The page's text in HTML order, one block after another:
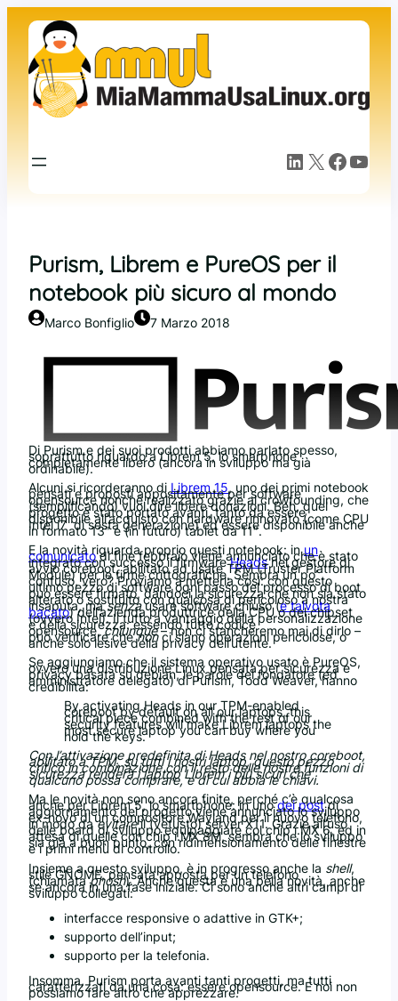
contenuto
LinkedIn X Facebook YouTube
Purism, Librem e PureOS per il
notebook più sicuro al mondo
Marco Bonfiglio 7 Marzo 2018
Di Purism e dei suoi prodotti abbiamo parlato spesso,
soprattutto riguardo a Librem 5, lo smarphone
completamente libero (ancora in sviluppo ma già
ordinabile).
Alcuni si ricorderanno di Librem 15, uno dei primi notebook
pensati e proposti appositamente per software
opensource nonché realizzato grazie al crowfounding, che
(semplificando) vuol dire libere donazioni. Beh, quel
progetto è stato portato avanti, tanto da essere
disponibile all’acquisto con hardware rinnovato (come CPU
Intel i7 di sesta generazione) ed essere disponibile anche
in formato 13″ e (in futuro) tablet da 11″.
E la novità riguarda proprio questi notebook: inun
comunicatodi fine febbraio viene annunciato che è stato
integrato con successo il firmwareHeadsnel gestore di
avvio coreboot, abilitato ad usare TPM (Truster Platform
Module) per le firme crittografiche. Sembra un po’
confuso, vero? Proviamo a metterla così: con questo
ultimo pezzo di software ogni passo del processo di boot
può essere firmato, dandoci la sicurezza che non sia stato
alterato o sostituito con qualcosa di pericoloso a nostra
insaputa, masenzausare software chiuso (e talvota
bacato) dell’azienda produttrice della CPU o del chipset
(ovvero Intel). Il tutto a vantaggio della personalizzazione
e della sicurezza: essendo tutto codice
opensource,chiunque– non ci stancheremo mai di dirlo –
può verificare chenonci siano operazioni pericolose, o
anche solo lesive della privacy dell’utente.
Se aggiungiamo che il sistema operativo usato è PureOS,
ovvero una distribuzione Linux pensata per sicurezza e
privacy basata su debian, le parole del fondatore (ed
amministratore delegato) di Purism, Todd Weaver, hanno
credibilità:
By activating Heads in our TPM-enabled
coreboot by default on all our laptops, this
critical piece combined with the rest of our
security features will make Librem laptops the
most secure laptop you can buy where you
hold the keys.
Con l’attivazione predefinita di Heads nel nostro coreboot,
abilitato a TPM, su tutti i nostri laptop, questo pezzo
critico in combinazione con il resto delle nostre funzioni di
sicurezza renderà i laptop Librem i più sicuri che
qualcunopossa comprare, e di cui abbia le chiavi.
Ma le novità non sono ancora finite, perché c’è qualcosa
anche per Librem 5, lo smartphone: in unodei postdi
aggiornamento del progetto viene annunciato lo sviluppo
ex-novo di un compositore Wayland per il nuovo telefono,
in modo daevitareil (vetusto) server X11. Grazie all’uso
delle board di sviluppo equipaggiate col chip i.MX 6, ed in
attesa di quelle con chip i.MX 8M, sembra che lo sviluppo
sia già a buon punto, con ridimensionamento delle finestre
e i primi menù di controllo.
Insieme a questo sviluppo, è in progresso anche la shell,
stile GNOME, pensata apposta per un telefono
(chiamataphosh). Anche questa è una bella novità, anche
se ancora in una fase iniziale. Ci sono anche altri campi di
sviluppo collegati:
interfacce responsive o adattive in GTK+;
supporto dell’input;
supporto per la telefonia.
Insomma, Purism porta avanti tanti progetti, ma tutti
caratterizzati da una cosa: essere opensource. E noi non
possiamo fare altro che apprezzare.